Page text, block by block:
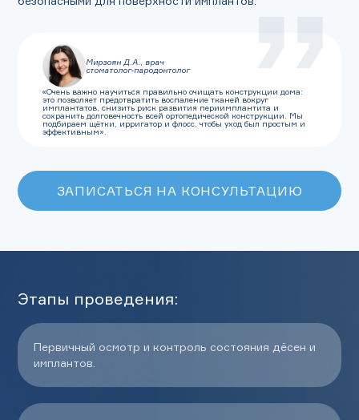
Мирзоян Д.А., врач
стоматолог-пародонтолог
«Очень важно научиться правильно очищать конструкции дома:
это позволяет предотвратить воспаление тканей вокруг
имплантатов, снизить риск развития периимплантита и
сохранить долговечность всей ортопедической конструкции. Мы
подбираем щётки, ирригатор и флосс, чтобы уход был простым и
эффективным».
ЗАПИСАТЬСЯ НА КОНСУЛЬТАЦИЮ
Этапы проведения:
Первичный осмотр и контроль состояния дёсен и
имплантов.